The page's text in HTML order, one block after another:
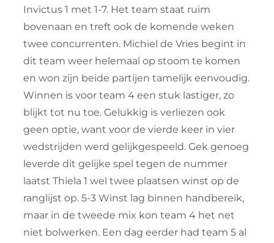
Invictus 1 met 1-7. Het team staat ruim
bovenaan en treft ook de komende weken
twee concurrenten. Michiel de Vries begint in
dit team weer helemaal op stoom te komen
en won zijn beide partijen tamelijk eenvoudig.
Winnen is voor team 4 een stuk lastiger, zo
blijkt tot nu toe. Gelukkig is verliezen ook
geen optie, want voor de vierde keer in vier
wedstrijden werd gelijkgespeeld. Gek genoeg
leverde dit gelijke spel tegen de nummer
laatst Thiela 1 wel twee plaatsen winst op de
ranglijst op. 5-3 Winst lag binnen handbereik,
maar in de tweede mix kon team 4 het net
niet bolwerken. Een dag eerder had team 5 al